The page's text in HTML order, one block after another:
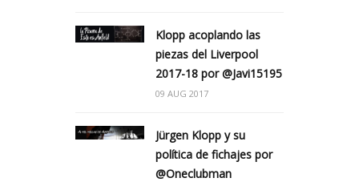
Klopp acoplando las
piezas del Liverpool
2017-18 por @Javi15195
09 AUG 2017
Jürgen Klopp y su
política de fichajes por
@Oneclubman